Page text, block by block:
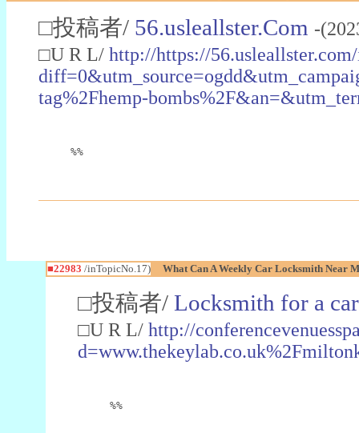
□投稿者/ 56.usleallster.Com -
□U R L/ http://https://
tag%2Fhemp-
%%
■22983 /inTopicNo.17) What Can A Weekly Car Locksmith Near
□投稿者/ Locksmith for a car
□U R L/ http://
%%